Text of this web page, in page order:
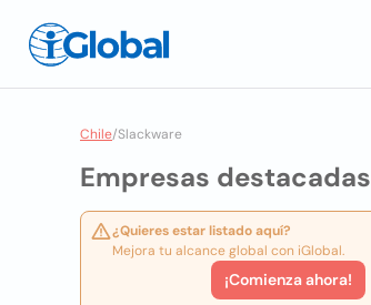
Chile/Slackware
Empresas destacadas
¿Quieres estar listado aquí?
Mejora tu alcance global con iGlobal.
¡Comienza ahora!